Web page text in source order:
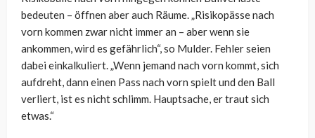
bedeuten – öffnen aber auch Räume. „Risikopässe nach
vorn kommen zwar nicht immer an – aber wenn sie
ankommen, wird es gefährlich“, so Mulder. Fehler seien
dabei einkalkuliert. „Wenn jemand nach vorn kommt, sich
aufdreht, dann einen Pass nach vorn spielt und den Ball
verliert, ist es nicht schlimm. Hauptsache, er traut sich
etwas.“